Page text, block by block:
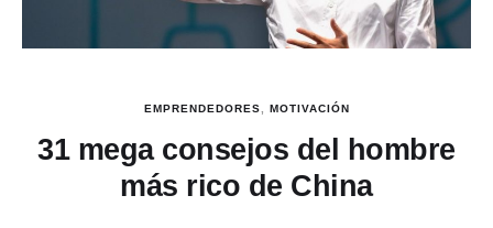
EMPRENDEDORES MOTIVACIÓN
31 mega consejos del hombre
más rico de China